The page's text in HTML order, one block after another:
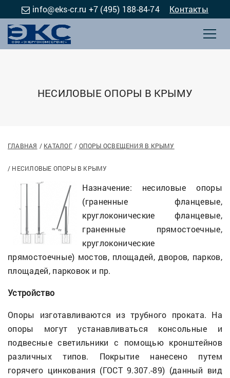
info@eks-cr.ru +7 (495) 188-84-74 Контакты
НЕСИЛОВЫЕ ОПОРЫ В КРЫМУ
ГЛАВНАЯ КАТАЛОГ ОПОРЫ ОСВЕЩЕНИЯ В КРЫМУ
НЕСИЛОВЫЕ ОПОРЫ В КРЫМУ
Назначение: несиловые опоры
(граненные фланцевые,
круглоконические фланцевые,
граненные прямостоечные,
круглоконические
прямостоечные) мостов, площадей, дворов, парков,
площадей, парковок и пр.
Устройство
Опоры изготавливаются из трубного проката. На
опоры могут устанавливаться консольные и
подвесные светильники с помощью кронштейнов
различных типов. Покрытие нанесено путем
горячего цинкования (ГОСТ 9.307.-89) (данный вид